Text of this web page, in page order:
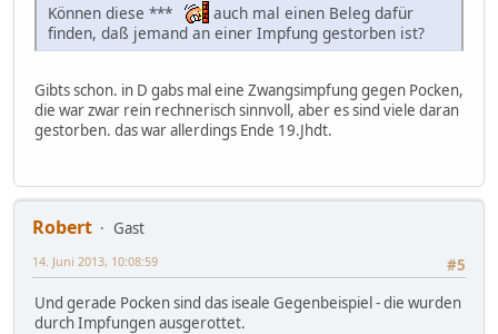
Können diese ***
auch mal einen Beleg dafür
finden, daß jemand an einer Impfung gestorben ist?
Gibts schon. in D gabs mal eine Zwangsimpfung gegen Pocken,
die war zwar rein rechnerisch sinnvoll, aber es sind viele daran
gestorben. das war allerdings Ende 19.Jhdt.
Robert
Gast
#5
14. Juni 2013, 10:08:59
Und gerade Pocken sind das iseale Gegenbeispiel - die wurden
durch Impfungen ausgerottet.